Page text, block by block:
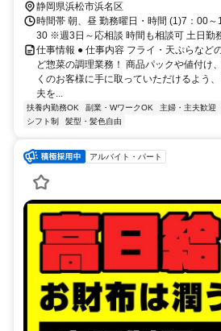
静岡県浜松市浜名区
時間帯 朝、昼 勤務曜日・時間 (1)7：00～
30 ※週3日～応相談 時間も相談可 土日勤
仕事情報 ● 仕事内容 フライ・天ぷらなど
ど惣菜の調理業務！ 商品パックや値付け
くのお客様に手に取っていただけるよう
夫を...
扶養内勤務OK 副業・WワークOK 主婦・主夫歓迎
シフト制
髪型・髪色自由
アルバイト・パート